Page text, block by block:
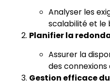
Analyser les
scalabilité et le
Planifier la
Assurer la
des connexions
Gestion efficace